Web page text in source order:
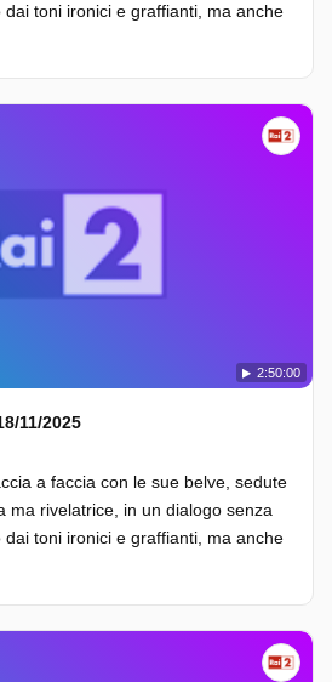
toni ironici e graffianti, ma anche
2:50:00
11/2025
a faccia con le sue belve, sedute
ma rivelatrice, in un dialogo senza
toni ironici e graffianti, ma anche